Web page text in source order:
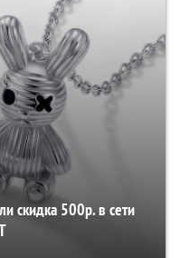
скидка 500р. в сети